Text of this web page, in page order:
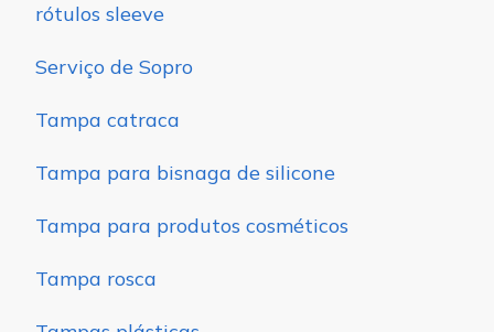
rótulos sleeve
Serviço de Sopro
Tampa catraca
Tampa para bisnaga de silicone
Tampa para produtos cosméticos
Tampa rosca